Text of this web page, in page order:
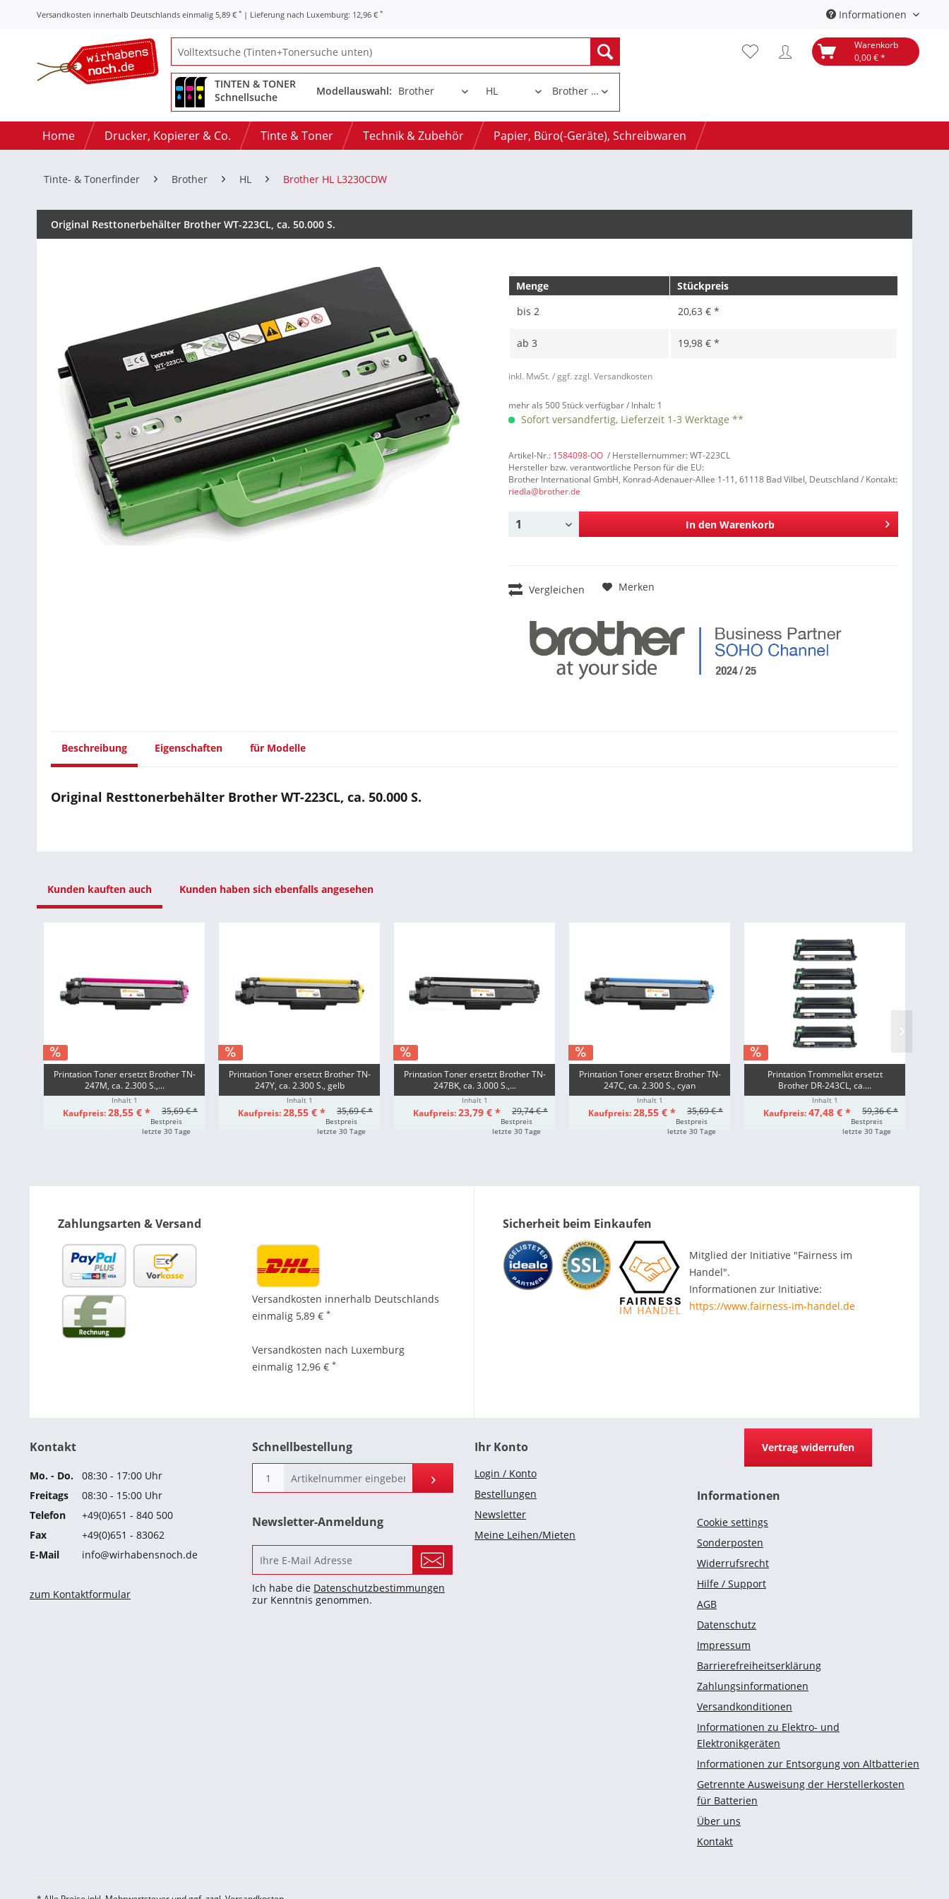
Versandkosten innerhalb Deutschlands einmalig 5,89 € * | Lieferung nach Luxemburg: 12,96 € * Informationen
Warenkorb
0,00 € *
TINTEN & TONER
Schnellsuche
Modellauswahl:
Home Drucker, Kopierer & Co. Tinte & Toner Technik & Zubehör Papier, Büro(-Geräte), Schreibwaren
Tinte- & Tonerfinder Brother HL Brother HL L3230CDW
Original Resttonerbehälter Brother WT-223CL, ca. 50.000 S.
Menge
Stückpreis
bis 2 20,63 € *
ab 3 19,98 € *
inkl. MwSt. / ggf. zzgl. Versandkosten
mehr als 500 Stück verfügbar / Inhalt: 1
Sofort versandfertig, Lieferzeit 1-3 Werktage **
Artikel-Nr.: 1584098-OO / Herstellernummer: WT-223CL
Hersteller bzw. verantwortliche Person für die EU:
Brother International GmbH, Konrad-Adenauer-Allee 1-11, 61118 Bad Vilbel, Deutschland / Kontakt:
riedla@brother.de
In den Warenkorb
Vergleichen Merken
Beschreibung Eigenschaften für Modelle
Original Resttonerbehälter Brother WT-223CL, ca. 50.000 S.
Kunden kauften auch Kunden haben sich ebenfalls angesehen
Printation Toner ersetzt Brother TN-
247M, ca. 2.300 S.,...
Inhalt 1
Kaufpreis:28,55 € * 35,69 € *
Bestpreis
letzte 30 Tage
Printation Toner ersetzt Brother TN-
247Y, ca. 2.300 S., gelb
Inhalt 1
Kaufpreis:28,55 € * 35,69 € *
Bestpreis
letzte 30 Tage
Printation Toner ersetzt Brother TN-
247BK, ca. 3.000 S.,...
Inhalt 1
Kaufpreis:23,79 € * 29,74 € *
Bestpreis
letzte 30 Tage
Printation Toner ersetzt Brother TN-
247C, ca. 2.300 S., cyan
Inhalt 1
Kaufpreis:28,55 € * 35,69 € *
Bestpreis
letzte 30 Tage
Printation Trommelkit ersetzt
Brother DR-243CL, ca....
Inhalt 1
Kaufpreis:47,48 € * 59,36 € *
Bestpreis
letzte 30 Tage
Zahlungsarten & Versand
Versandkosten innerhalb Deutschlands
einmalig 5,89 € *
Versandkosten nach Luxemburg
einmalig 12,96 € *
Sicherheit beim Einkaufen
Mitglied der Initiative "Fairness im
Handel".
Informationen zur Initiative:
https://www.fairness-im-handel.de
Kontakt
Mo. - Do.
08:30 - 17:00 Uhr
Freitags
08:30 - 15:00 Uhr
Telefon
+49(0)651 - 840 500
Fax
+49(0)651 - 83062
E-Mail
info@wirhabensnoch.de
zum Kontaktformular
Schnellbestellung
Newsletter-Anmeldung
Ich habe die Datenschutzbestimmungen
zur Kenntnis genommen.
Ihr Konto
Login / Konto
Bestellungen
Newsletter
Meine Leihen/Mieten
Vertrag widerrufen
Informationen
Cookie settings
Sonderposten
Widerrufsrecht
Hilfe / Support
AGB
Datenschutz
Impressum
Barrierefreiheitserklärung
Zahlungsinformationen
Versandkonditionen
Informationen zu Elektro- und
Elektronikgeräten
Informationen zur Entsorgung von Altbatterien
Getrennte Ausweisung der Herstellerkosten
für Batterien
Über uns
Kontakt